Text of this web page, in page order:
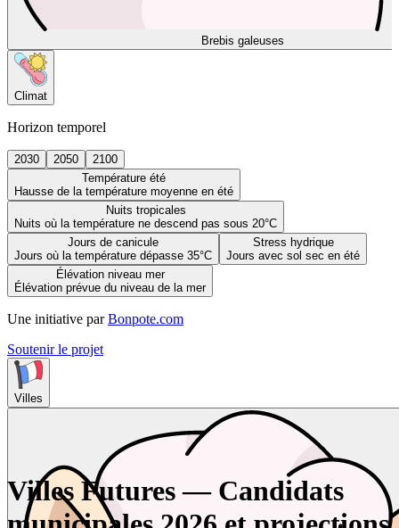
Brebis galeuses
Climat
Horizon temporel
2030 2050
2100
Température été
Hausse de la température moyenne en été
Nuits tropicales
Nuits où la température ne descend pas sous 20°C
Jours de canicule
Jours où la température dépasse 35°C
Stress hydrique
Jours avec sol sec en été
Élévation niveau mer
Élévation prévue du niveau de la mer
Une initiative par Bonpote.com
Soutenir le projet
Villes
Villes Futures — Candidats